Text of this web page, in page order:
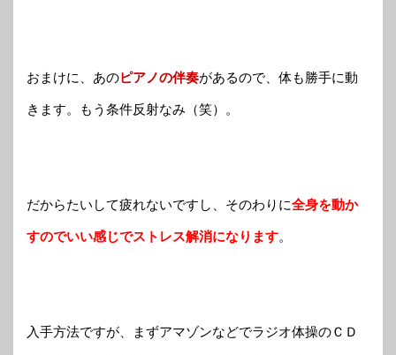
おまけに、あのピアノの伴奏があるので、体も勝手に動
きます。もう条件反射なみ（笑）。
だからたいして疲れないですし、そのわりに全身を動か
すのでいい感じでストレス解消になります。
入手方法ですが、まずアマゾンなどでラジオ体操のＣＤ